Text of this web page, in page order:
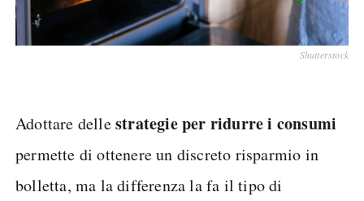
Shutterstock
Adottare dellestrategie per ridurre i consumi
permette di ottenere un discreto risparmio in
bolletta, ma la differenza la fa il tipo di